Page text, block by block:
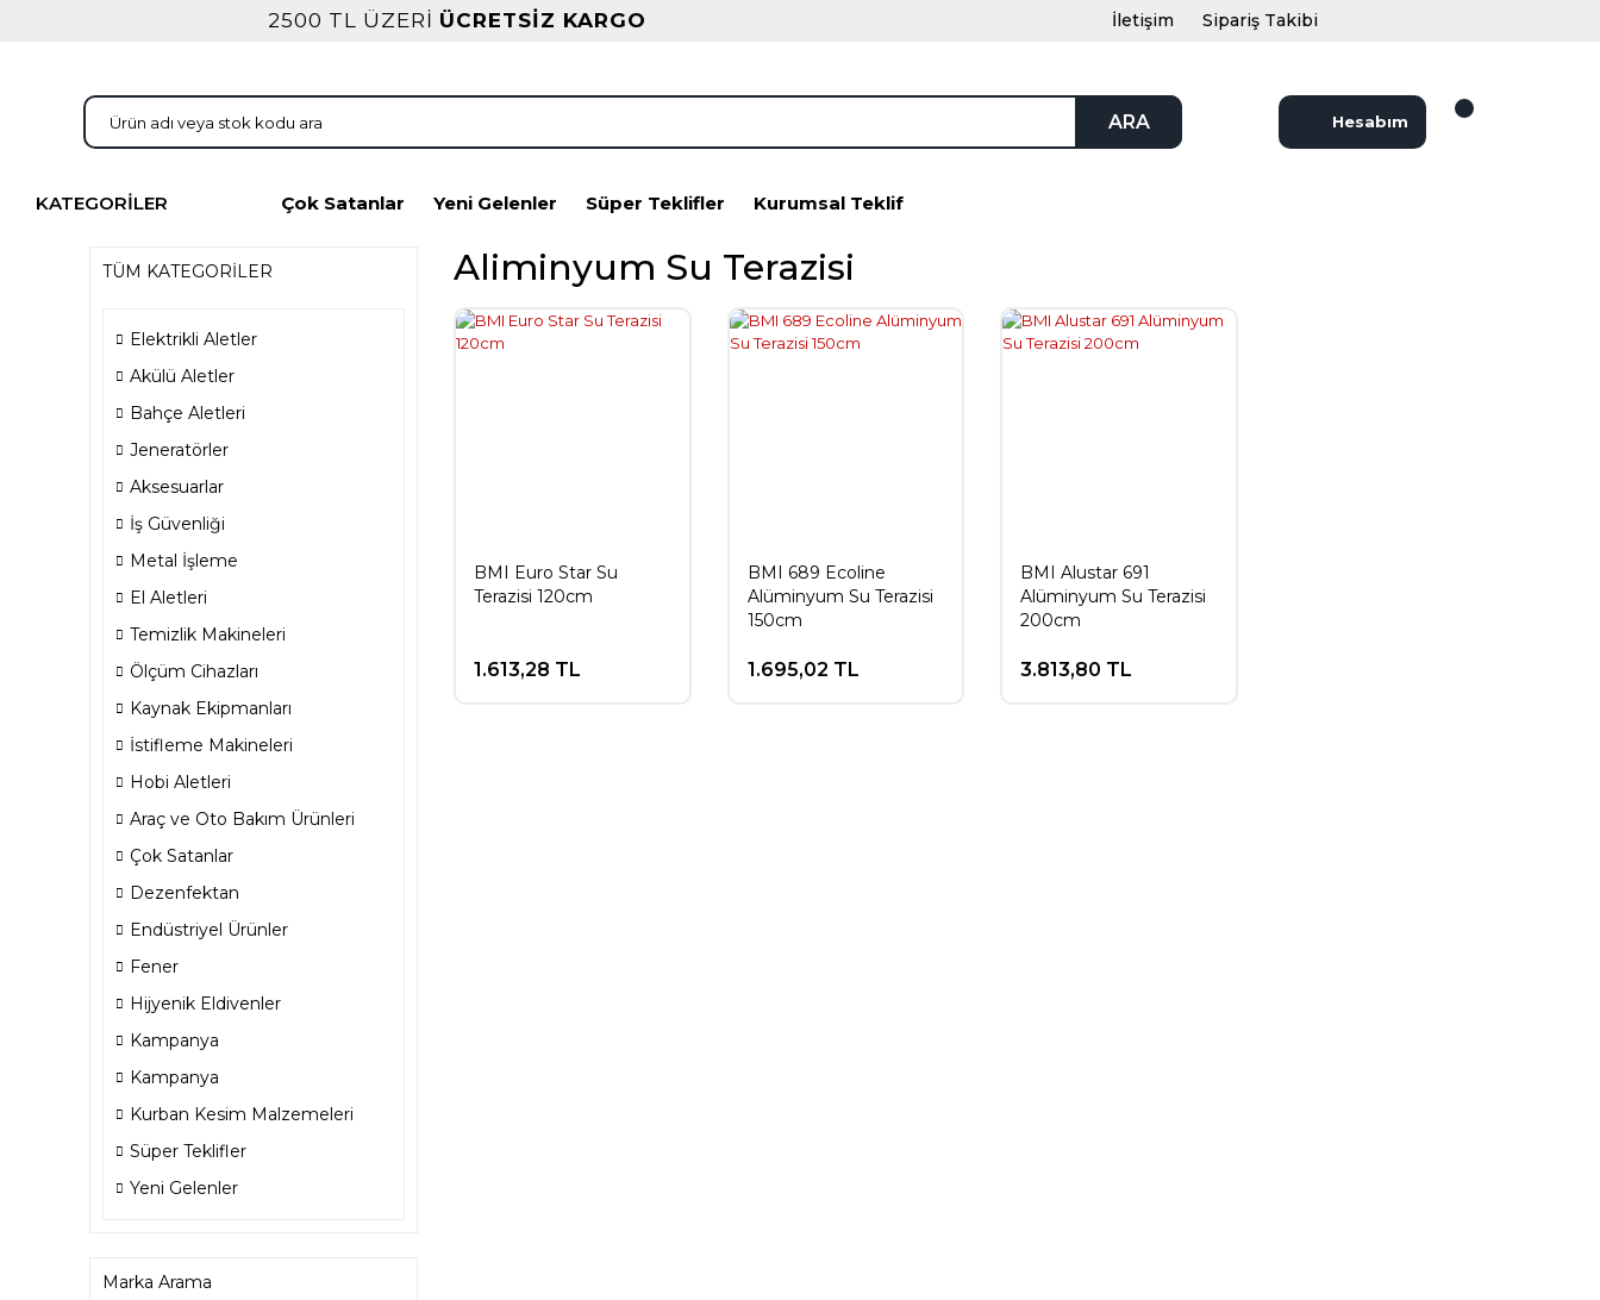
2500 TL ÜZERİ ÜCRETSİZ KARGO İletişim Sipariş Takibi
ARA Hesabım
KATEGORİLER Çok Satanlar Yeni Gelenler Süper Teklifler Kurumsal Teklif
TÜM KATEGORİLER
Elektrikli Aletler
Akülü Aletler
Bahçe Aletleri
Jeneratörler
Aksesuarlar
İş Güvenliği
Metal İşleme
El Aletleri
Temizlik Makineleri
Ölçüm Cihazları
Kaynak Ekipmanları
İstifleme Makineleri
Hobi Aletleri
Araç ve Oto Bakım Ürünleri
Çok Satanlar
Dezenfektan
Endüstriyel Ürünler
Fener
Hijyenik Eldivenler
Kampanya
Kampanya
Kurban Kesim Malzemeleri
Süper Teklifler
Yeni Gelenler
Marka Arama
Aliminyum Su Terazisi
BMI Euro Star Su
Terazisi 120cm
1.613,28 TL
BMI 689 Ecoline
Alüminyum Su Terazisi
150cm
1.695,02 TL
BMI Alustar 691
Alüminyum Su Terazisi
200cm
3.813,80 TL